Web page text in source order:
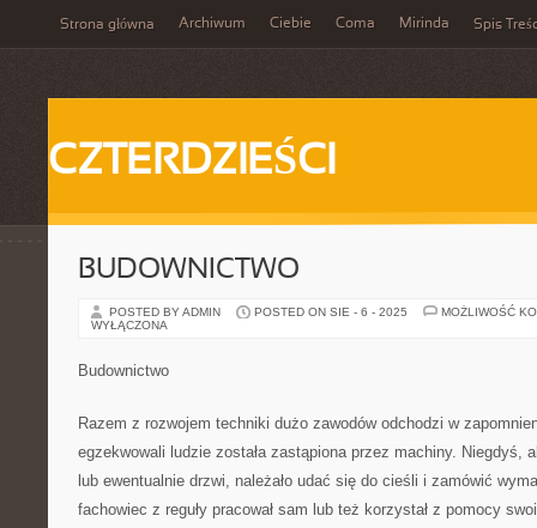
Strona główna Archiwum Ciebie Coma Mirinda Spis
CZTERDZIEŚCI
BUDOWNICTWO
POSTED BY ADMIN POSTED ON SIE - 6 - 2025
MOŻLIWOŚĆ
WYŁĄCZONA
Budownictwo
Razem z rozwojem techniki dużo zawodów odchodzi w
egzekwowali ludzie została zastąpiona przez machiny. Niegdyś,
lub ewentualnie drzwi, należało udać się do cieśli i zamówić
fachowiec z reguły pracował sam lub też korzystał z pomocy